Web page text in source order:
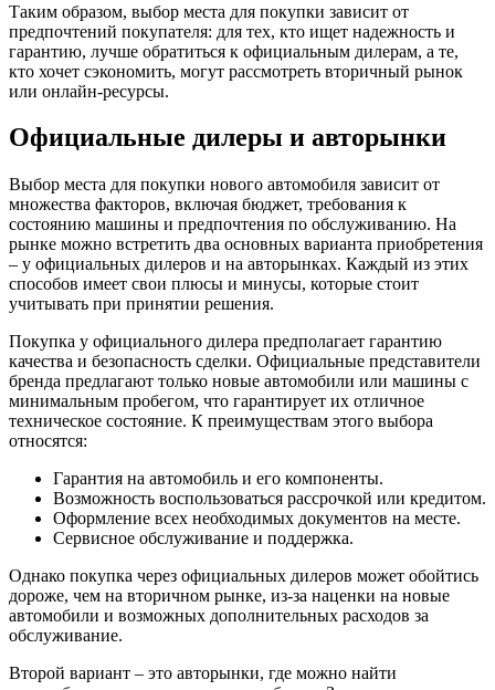
Таким образом, выбор места для покупки зависит от
предпочтений покупателя: для тех, кто ищет надежность и
гарантию, лучше обратиться к официальным дилерам, а те,
кто хочет сэкономить, могут рассмотреть вторичный рынок
или онлайн-ресурсы.
Официальные дилеры и авторынки
Выбор места для покупки нового автомобиля зависит от
множества факторов, включая бюджет, требования к
состоянию машины и предпочтения по обслуживанию. На
рынке можно встретить два основных варианта приобретения
– у официальных дилеров и на авторынках. Каждый из этих
способов имеет свои плюсы и минусы, которые стоит
учитывать при принятии решения.
Покупка у официального дилера предполагает гарантию
качества и безопасность сделки. Официальные представители
бренда предлагают только новые автомобили или машины с
минимальным пробегом, что гарантирует их отличное
техническое состояние. К преимуществам этого выбора
относятся:
Гарантия на автомобиль и его компоненты.
Возможность воспользоваться рассрочкой или кредитом.
Оформление всех необходимых документов на месте.
Сервисное обслуживание и поддержка.
Однако покупка через официальных дилеров может обойтись
дороже, чем на вторичном рынке, из-за наценки на новые
автомобили и возможных дополнительных расходов за
обслуживание.
Второй вариант – это авторынки, где можно найти